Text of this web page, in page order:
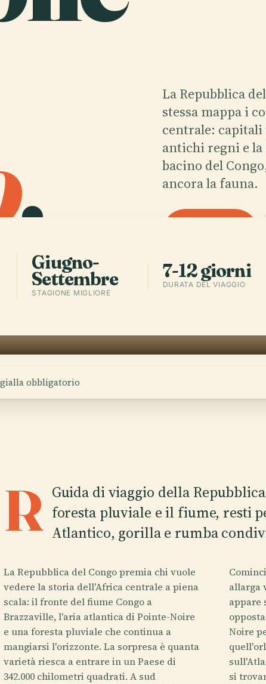
.
La Repubblica
stessa mappa i
centrale:
antichi regni e
bacino del
ancora la fauna.
Giugno-
Settembre
STAGIONE MIGLIORE
7-12 giorni
DURATA DEL VIAGGIO
obbligatorio
R Guida di viaggio della
foresta pluviale e il fiume, resti
Atlantico, gorilla e rumba
La Repubblica del Congo premia chi vuole
vedere la storia dell'Africa centrale a piena
scala: il fronte del fiume Congo a
Brazzaville, l'aria atlantica di Pointe-Noire
e una foresta pluviale che continua a
mangiarsi l'orizzonte. La sorpresa è quanta
varietà riesca a entrare in un Paese di
342.000 chilometri quadrati. A sud
allarga
appare
Noire
si